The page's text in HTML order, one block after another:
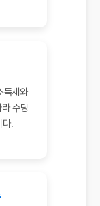
득세와
수당
다.